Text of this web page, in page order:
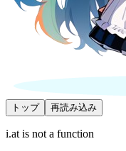
トップ 再読み込み
i.at is not a function